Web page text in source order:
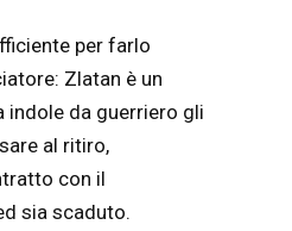
per farlo
Zlatan è un
indole da guerriero gli
al ritiro,
con il
sia scaduto.